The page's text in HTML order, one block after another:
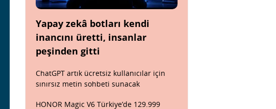
Yapay zekâ botları kendi
inancını üretti, insanlar
peşinden gitti
ChatGPT artık ücretsiz kullanıcılar için
sınırsız metin sohbeti sunacak
HONOR Magic V6 Türkiye’de 129.999